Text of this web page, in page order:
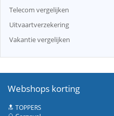
Telecom vergelijken
Uitvaartverzekering
Vakantie vergelijken
Webshops korting
🔝 TOPPERS